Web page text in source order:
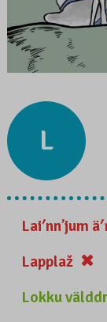
L
Laiʹnnʼjum
Lapplaž
Lokku